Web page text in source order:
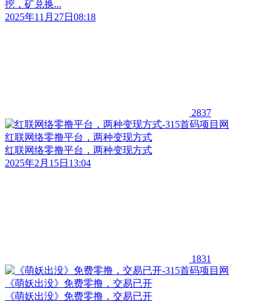
挖，矿兑换...
2025年11月27日08:18
2837
红联网络零撸平台，两种变现方式
红联网络零撸平台，两种变现方式
2025年2月15日13:04
1831
《萌妖出没》免费零撸，交易已开
《萌妖出没》免费零撸，交易已开